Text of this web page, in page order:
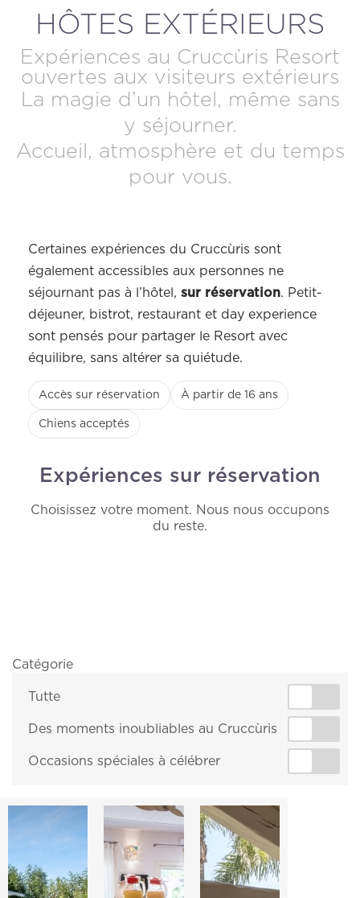
ANNULER / MODIFIER UNE RÉSERVATION
HÔTES EXTÉRIEURS
Expériences au Cruccùris Resort
ouvertes aux visiteurs extérieurs
La magie d’un hôtel, même sans
y séjourner.
Accueil, atmosphère et du temps
pour vous.
Certaines expériences du Cruccùris sont
également accessibles aux personnes ne
séjournant pas à l’hôtel, sur réservation. Petit-
déjeuner, bistrot, restaurant et day experience
sont pensés pour partager le Resort avec
équilibre, sans altérer sa quiétude.
Accès sur réservation À partir de 16 ans
Chiens acceptés
Expériences sur réservation
Choisissez votre moment. Nous nous occupons
du reste.
Catégorie
Tutte
Des moments inoubliables au Cruccùris
Occasions spéciales à célébrer